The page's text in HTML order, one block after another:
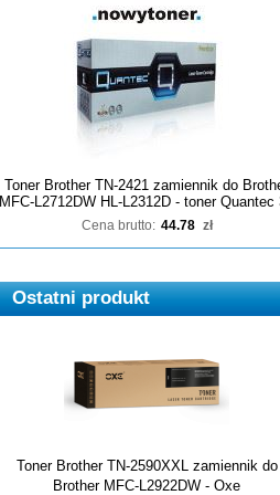
Toner Brother TN-2421 zamiennik do
MFC-L2712DW HL-L2312D - toner Quantec
Cena brutto: 44.78 zł
Ostatni produkt
Toner Brother TN-2590XXL zamiennik do
Brother MFC-L2922DW - Oxe